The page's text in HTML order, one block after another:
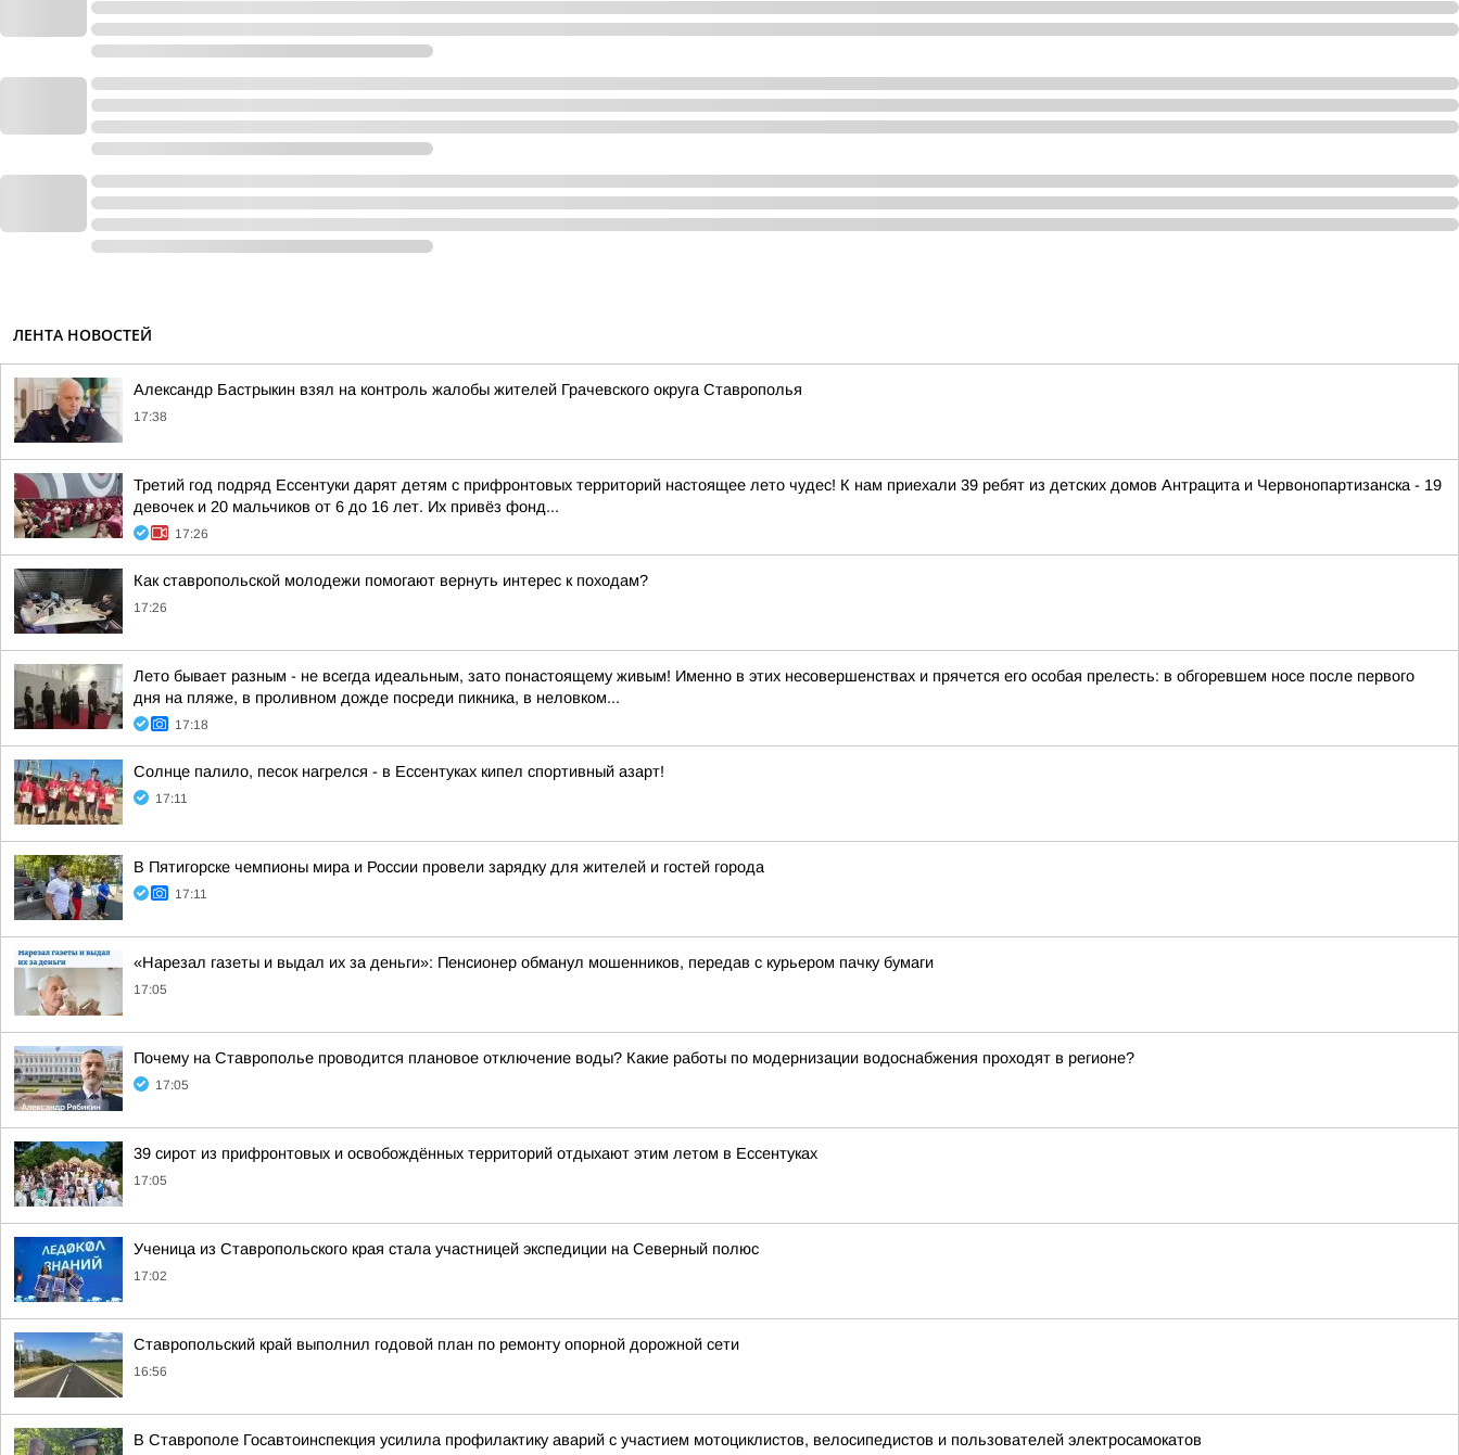
ЛЕНТА НОВОСТЕЙ
Александр Бастрыкин взял на контроль жалобы жителей Грачевского округа Ставрополья
17:38
Третий год подряд Ессентуки дарят детям с прифронтовых территорий настоящее лето чудес! К нам приехали 39 ребят из детских домов Антрацита и Червонопартизанска - 19
девочек и 20 мальчиков от 6 до 16 лет. Их привёз фонд...
17:26
Как ставропольской молодежи помогают вернуть интерес к походам?
17:26
Лето бывает разным - не всегда идеальным, зато понастоящему живым! Именно в этих несовершенствах и прячется его особая прелесть: в обгоревшем носе после первого
дня на пляже, в проливном дожде посреди пикника, в неловком...
17:18
Солнце палило, песок нагрелся - в Ессентуках кипел спортивный азарт!
17:11
В Пятигорске чемпионы мира и России провели зарядку для жителей и гостей города
17:11
«Нарезал газеты и выдал их за деньги»: Пенсионер обманул мошенников, передав с курьером пачку бумаги
17:05
Почему на Ставрополье проводится плановое отключение воды? Какие работы по модернизации водоснабжения проходят в регионе?
17:05
39 сирот из прифронтовых и освобождённых территорий отдыхают этим летом в Ессентуках
17:05
Ученица из Ставропольского края стала участницей экспедиции на Северный полюс
17:02
Ставропольский край выполнил годовой план по ремонту опорной дорожной сети
16:56
В Ставрополе Госавтоинспекция усилила профилактику аварий с участием мотоциклистов, велосипедистов и пользователей электросамокатов